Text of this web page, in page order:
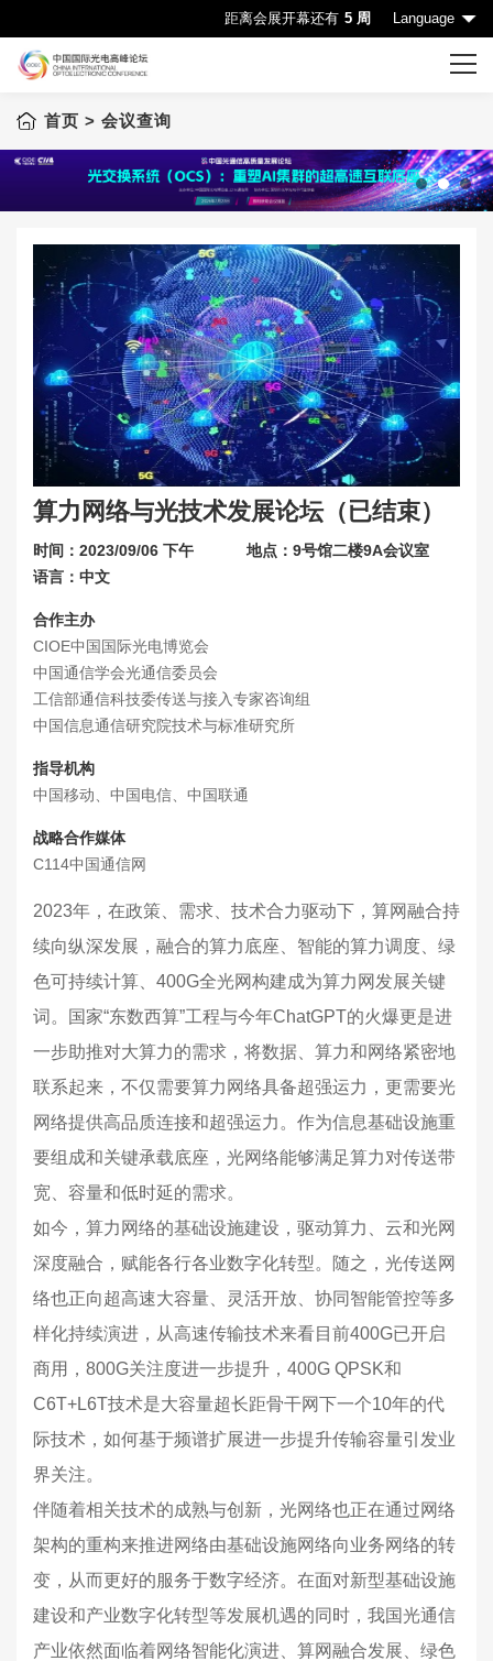
距离会展开幕还有 5 周 Language
首页
CIOE首页
会议查询
赞助机会
申请成为演讲嘉宾
下载中心
联系我们
关于展会
首页 > 会议查询
算力网络与光技术发展论坛（已结束）
时间：2023/09/06 下午
地点：9号馆二楼9A会议室
语言：中文
合作主办
CIOE中国国际光电博览会
中国通信学会光通信委员会
工信部通信科技委传送与接入专家咨询组
中国信息通信研究院技术与标准研究所
指导机构
中国移动、中国电信、中国联通
战略合作媒体
C114中国通信网
2023年，在政策、需求、技术合力驱动下，算网融合持
续向纵深发展，融合的算力底座、智能的算力调度、绿
色可持续计算、400G全光网构建成为算力网发展关键
词。国家“东数西算”工程与今年ChatGPT的火爆更是进
一步助推对大算力的需求，将数据、算力和网络紧密地
联系起来，不仅需要算力网络具备超强运力，更需要光
网络提供高品质连接和超强运力。作为信息基础设施重
要组成和关键承载底座，光网络能够满足算力对传送带
宽、容量和低时延的需求。
如今，算力网络的基础设施建设，驱动算力、云和光网
深度融合，赋能各行各业数字化转型。随之，光传送网
络也正向超高速大容量、灵活开放、协同智能管控等多
样化持续演进，从高速传输技术来看目前400G已开启
商用，800G关注度进一步提升，400G QPSK和
C6T+L6T技术是大容量超长距骨干网下一个10年的代
际技术，如何基于频谱扩展进一步提升传输容量引发业
界关注。
伴随着相关技术的成熟与创新，光网络也正在通过网络
架构的重构来推进网络由基础设施网络向业务网络的转
变，从而更好的服务于数字经济。在面对新型基础设施
建设和产业数字化转型等发展机遇的同时，我国光通信
产业依然面临着网络智能化演进、算网融合发展、绿色